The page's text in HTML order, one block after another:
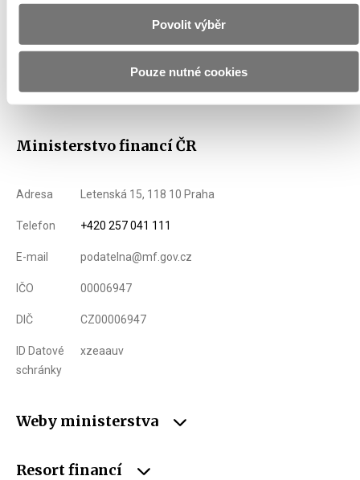
Povolit výběr
Pouze nutné cookies
VYPLACENÁ STÁTNÍ PODPORA
Ministerstvo financí ČR
Adresa Letenská 15, 118 10 Praha
Telefon +420 257 041 111
E-mail podatelna@mf.gov.cz
IČO 00006947
DIČ CZ00006947
ID Datové
schránky
xzeaauv
Weby ministerstva
Resort financí